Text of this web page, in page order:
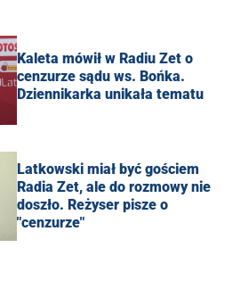
Kaleta mówił w Radiu Zet o
cenzurze sądu ws. Bońka.
Dziennikarka unikała tematu
Latkowski miał być gościem
Radia Zet, ale do rozmowy nie
doszło. Reżyser pisze o
"cenzurze"